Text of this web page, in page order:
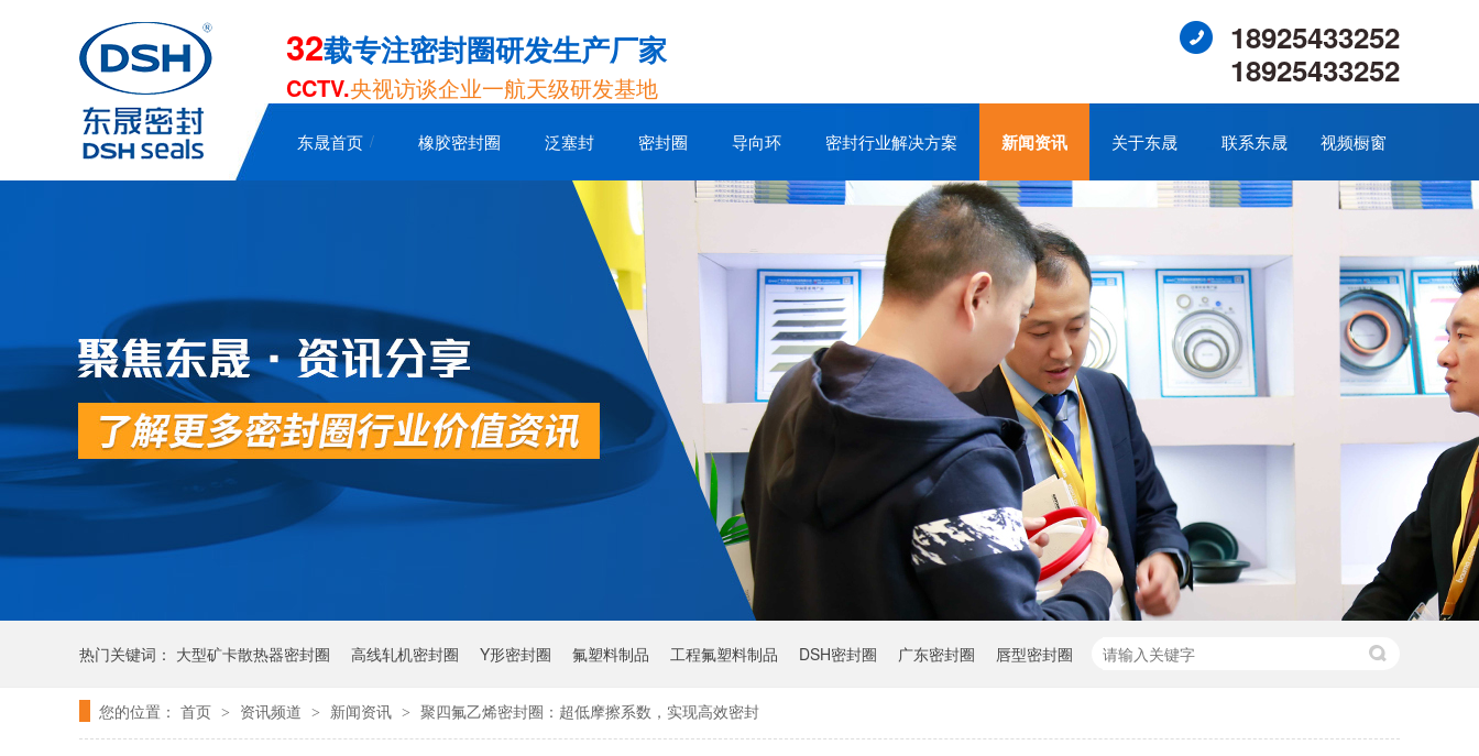
32载专注密封圈研发生产厂家
CCTV.央视访谈企业一航天级研发基地
18925433252
18925433252
东晟首页 橡胶密封圈 泛塞封 密封圈 导向环 密封行业解决方案 新闻资讯 关于东晟 联系东晟 视频橱窗
热门关键词： 大型矿卡散热器密封圈 高线轧机密封圈 Y形密封圈 氟塑料制品 工程氟塑料制品 DSH密封圈 广东密封圈 唇型密封圈
唇形密封圈 泛塞密封圈
您的位置： 首页 > 资讯频道 > 新闻资讯 > 聚四氟乙烯密封圈：超低摩擦系数，实现高效密封